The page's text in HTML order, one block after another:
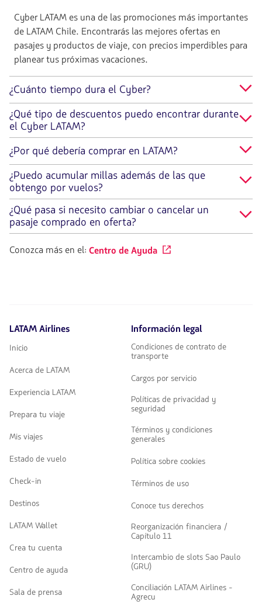
Cyber LATAM es una de las promociones más importantes
de LATAM Chile. Encontrarás las mejores ofertas en
pasajes y productos de viaje, con precios imperdibles para
planear tus próximas vacaciones.
¿Cuánto tiempo dura el Cyber?
¿Qué tipo de descuentos puedo encontrar durante
el Cyber LATAM?
¿Por qué debería comprar en LATAM?
¿Puedo acumular millas además de las que
obtengo por vuelos?
¿Qué pasa si necesito cambiar o cancelar un
pasaje comprado en oferta?
Conozca más en el: Centro de Ayuda
LATAM Airlines
Inicio
Acerca de LATAM
Experiencia LATAM
Prepara tu viaje
Mis viajes
Estado de vuelo
Check-in
Destinos
LATAM Wallet
Crea tu cuenta
Centro de ayuda
Sala de prensa
Información legal
Condiciones de contrato de
transporte
Cargos por servicio
Políticas de privacidad y
seguridad
Términos y condiciones
generales
Política sobre cookies
Términos de uso
Conoce tus derechos
Reorganización financiera /
Capítulo 11
Intercambio de slots Sao Paulo
(GRU)
Conciliación LATAM Airlines -
Agrecu